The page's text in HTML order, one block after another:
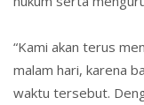
“Kami akan terus
malam hari, karena
waktu tersebut.